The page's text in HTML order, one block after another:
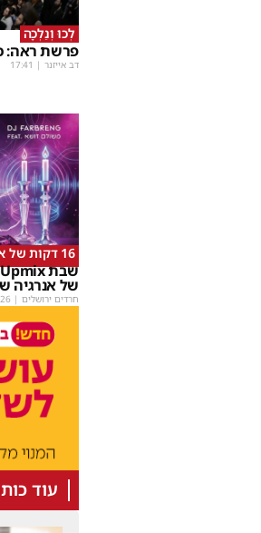
לְכוּ וְנֵלְכָה
פרשת ראה:
דב אייזנר |
17:41
16 דקות של אנרגיה
של אנרגיה
חרדים ירושלים |
עוד